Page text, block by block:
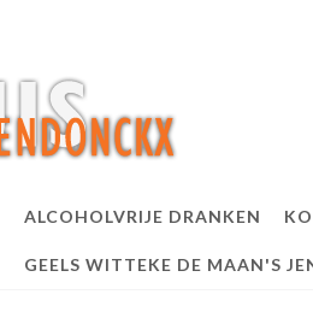
ALCOHOLVRIJE DRANKEN
GEELS WITTEKE DE MAAN'S